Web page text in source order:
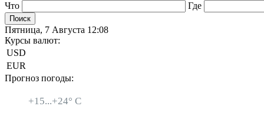
Что Где
Пятница, 7 Августа 12:08
Курсы валют:
USD
EUR
Прогноз погоды:
+15...+24° C